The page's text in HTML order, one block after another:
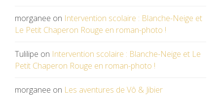
morganee on Intervention scolaire : Blanche-Neige et
Le Petit Chaperon Rouge en roman-photo !
Tulilipe on Intervention scolaire : Blanche-Neige et Le
Petit Chaperon Rouge en roman-photo !
morganee on Les aventures de Vô & Jibier